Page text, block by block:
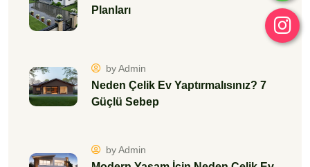
Planları
by Admin
Neden Çelik Ev Yaptırmalısınız? 7
Güçlü Sebep
by Admin